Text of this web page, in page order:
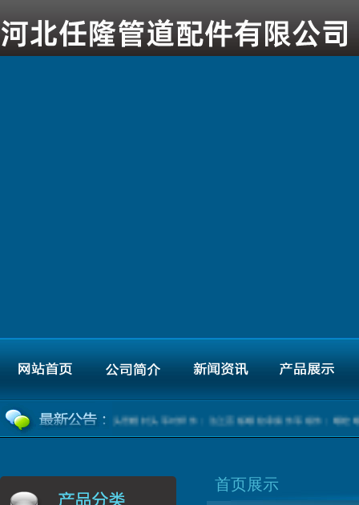
管件（弯头三通大小头管帽封头等对焊件；法兰盲板螺纹承插件等锻件；螺栓螺
首页展示